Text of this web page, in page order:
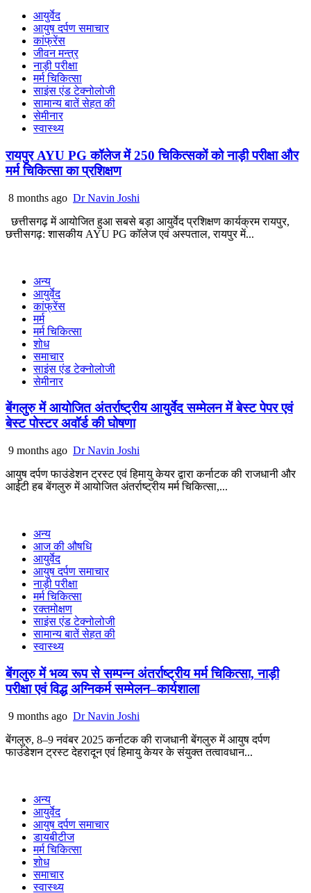
आयुर्वेद
आयुष दर्पण समाचार
कांफ्रेंस
जीवन मन्त्र
नाड़ी परीक्षा
मर्म चिकित्सा
साइंस एंड टेक्नोलोजी
सामान्य बातें सेहत की
सेमीनार
स्वास्थ्य
रायपुर AYU PG कॉलेज में 250 चिकित्सकों को नाड़ी परीक्षा और
मर्म चिकित्सा का प्रशिक्षण
8 months ago Dr Navin Joshi
छत्तीसगढ़ में आयोजित हुआ सबसे बड़ा आयुर्वेद प्रशिक्षण कार्यक्रम रायपुर,
छत्तीसगढ़: शासकीय AYU PG कॉलेज एवं अस्पताल, रायपुर में...
अन्य
आयुर्वेद
कांफ्रेंस
मर्म
मर्म चिकित्सा
शोध
समाचार
साइंस एंड टेक्नोलोजी
सेमीनार
बेंगलुरु में आयोजित अंतर्राष्ट्रीय आयुर्वेद सम्मेलन में बेस्ट पेपर एवं
बेस्ट पोस्टर अवॉर्ड की घोषणा
9 months ago Dr Navin Joshi
आयुष दर्पण फाउंडेशन ट्रस्ट एवं हिमायु केयर द्वारा कर्नाटक की राजधानी और
आईटी हब बेंगलुरु में आयोजित अंतर्राष्ट्रीय मर्म चिकित्सा,...
अन्य
आज की औषधि
आयुर्वेद
आयुष दर्पण समाचार
नाड़ी परीक्षा
मर्म चिकित्सा
रक्तमोक्षण
साइंस एंड टेक्नोलोजी
सामान्य बातें सेहत की
स्वास्थ्य
बेंगलुरु में भव्य रूप से सम्पन्न अंतर्राष्ट्रीय मर्म चिकित्सा, नाड़ी
परीक्षा एवं विद्ध अग्निकर्म सम्मेलन–कार्यशाला
9 months ago Dr Navin Joshi
बेंगलुरु, 8–9 नवंबर 2025 कर्नाटक की राजधानी बेंगलुरु में आयुष दर्पण
फाउंडेशन ट्रस्ट देहरादून एवं हिमायु केयर के संयुक्त तत्वावधान...
अन्य
आयुर्वेद
आयुष दर्पण समाचार
डायबीटीज
मर्म चिकित्सा
शोध
समाचार
स्वास्थ्य